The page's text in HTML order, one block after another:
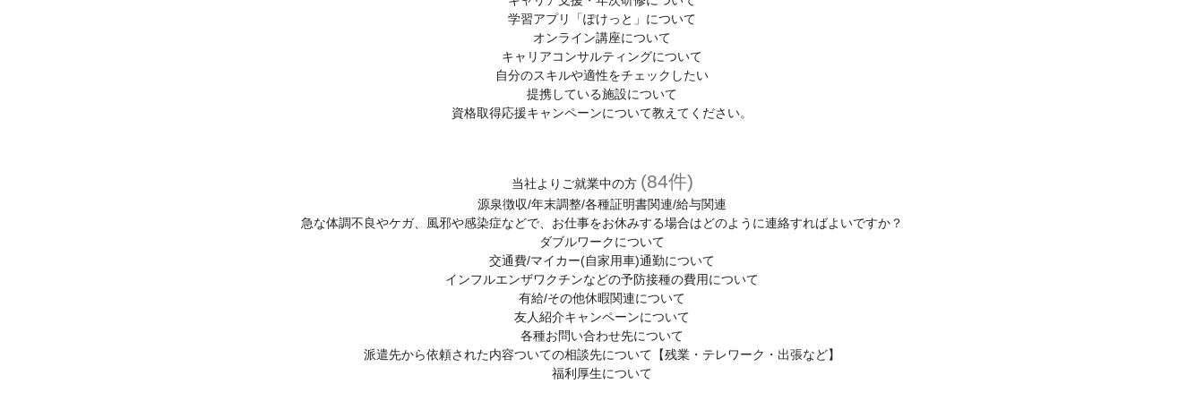
学習アプリ「ぽけっと」について
オンライン講座について
キャリアコンサルティングについて
自分のスキルや適性をチェックしたい
提携している施設について
資格取得応援キャンペーンについて教えてください。
当社よりご就業中の方 (84件)
源泉徴収/年末調整/各種証明書関連/給与関連
急な体調不良やケガ、風邪や感染症などで、お仕事をお休みする場合はどのように連絡すればよいですか？
ダブルワークについて
交通費/マイカー(自家用車)通勤について
インフルエンザワクチンなどの予防接種の費用について
有給/その他休暇関連について
友人紹介キャンペーンについて
各種お問い合わせ先について
派遣先から依頼された内容ついての相談先について【残業・テレワーク・出張など】
福利厚生について